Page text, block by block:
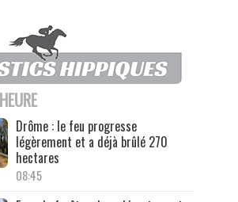
Drôme : le feu progresse
légèrement et a déjà brûlé 270
hectares
08:45